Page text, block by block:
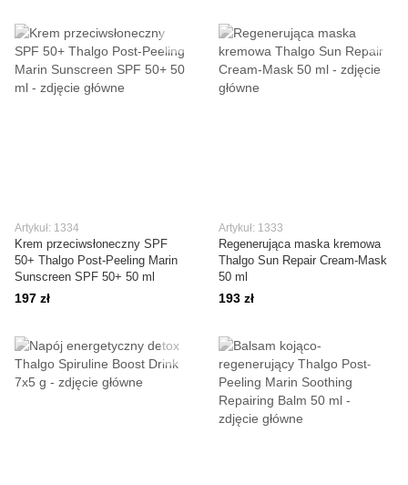
Artykuł: 1334
Krem przeciwsłoneczny SPF
50+ Thalgo Post-Peeling Marin
Sunscreen SPF 50+ 50 ml
197 zł
Artykuł: 1333
Regenerująca maska kremowa
Thalgo Sun Repair Cream-Mask
50 ml
193 zł